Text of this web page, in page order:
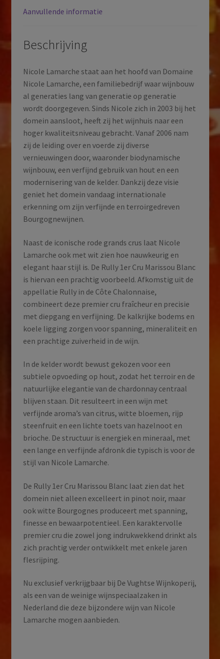
|
2023
Aanvullende informatie
Beschrijving
Nicole Lamarche staat aan het hoofd van Domaine
Nicole Lamarche, een familiebedrijf waar wijnbouw
al generaties lang van generatie op generatie
wordt doorgegeven. Sinds Nicole zich in 2003 bij het
domein aansloot, heeft zij het wijnhuis naar een
hoger kwaliteitsniveau gebracht. Vanaf 2006 nam
zij de leiding over en voerde zij diverse
vernieuwingen door, waaronder biodynamische
wijnbouw, een verfijnd gebruik van hout en een
modernisering van de kelder. Dankzij deze visie
geniet het domein vandaag internationale
erkenning om zijn verfijnde en terroirgedreven
Bourgognewijnen.
Naast de iconische rode grands crus laat Nicole
Lamarche ook met wit zien hoe nauwkeurig en
elegant haar stijl is. De Rully 1er Cru Marissou Blanc
is hiervan een prachtig voorbeeld. Afkomstig uit de
appellatie Rully in de Côte Chalonnaise,
combineert deze premier cru fraîcheur en precisie
met diepgang en verfijning. De kalkrijke bodems en
koele ligging zorgen voor spanning, mineraliteit en
een prachtige zuiverheid in de wijn.
In de kelder wordt bewust gekozen voor een
subtiele opvoeding op hout, zodat het terroir en de
natuurlijke elegantie van de chardonnay centraal
blijven staan. Dit resulteert in een wijn met
verfijnde aroma’s van citrus, witte bloemen, rijp
steenfruit en een lichte toets van hazelnoot en
brioche. De structuur is energiek en mineraal, met
een lange en verfijnde afdronk die typisch is voor de
stijl van Nicole Lamarche.
De Rully 1er Cru Marissou Blanc laat zien dat het
domein niet alleen excelleert in pinot noir, maar
ook witte Bourgognes produceert met spanning,
finesse en bewaarpotentieel. Een karaktervolle
premier cru die zowel jong indrukwekkend drinkt als
zich prachtig verder ontwikkelt met enkele jaren
flesrijping.
Nu exclusief verkrijgbaar bij De Vughtse Wijnkoperij,
als een van de weinige wijnspeciaalzaken in
Nederland die deze bijzondere wijn van Nicole
Lamarche mogen aanbieden.